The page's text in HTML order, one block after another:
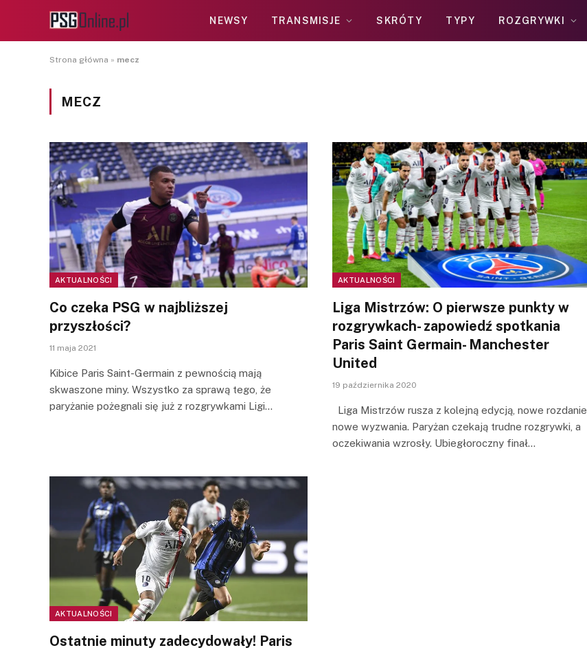
NEWSY TRANSMISJE SKRÓTY TYPY ROZGRYWKI
Strona główna » mecz
MECZ
AKTUALNOŚCI
Co czeka PSG w najbliższej
przyszłości?
11 maja 2021
Kibice Paris Saint-Germain z pewnością mają
skwaszone miny. Wszystko za sprawą tego, że
paryżanie pożegnali się już z rozgrywkami Ligi…
AKTUALNOŚCI
Liga Mistrzów: O pierwsze punkty w
rozgrywkach- zapowiedź spotkania
Paris Saint Germain- Manchester
United
19 października 2020
Liga Mistrzów rusza z kolejną edycją, nowe rozdanie,
nowe wyzwania. Paryżan czekają trudne rozgrywki, a
oczekiwania wzrosły. Ubiegłoroczny finał…
AKTUALNOŚCI
Ostatnie minuty zadecydowały! Paris